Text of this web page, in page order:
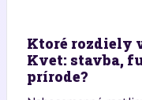
Ktoré rozdiely
Kvet: stavba,
prírode?